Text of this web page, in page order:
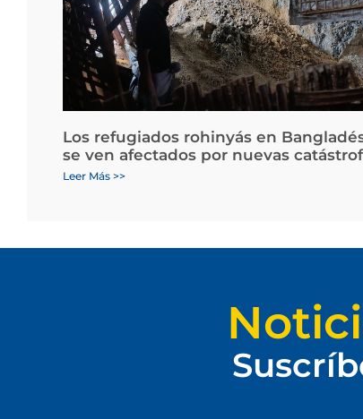
Los refugiados rohinyás en
se ven afectados por nuevas
Leer Más >>